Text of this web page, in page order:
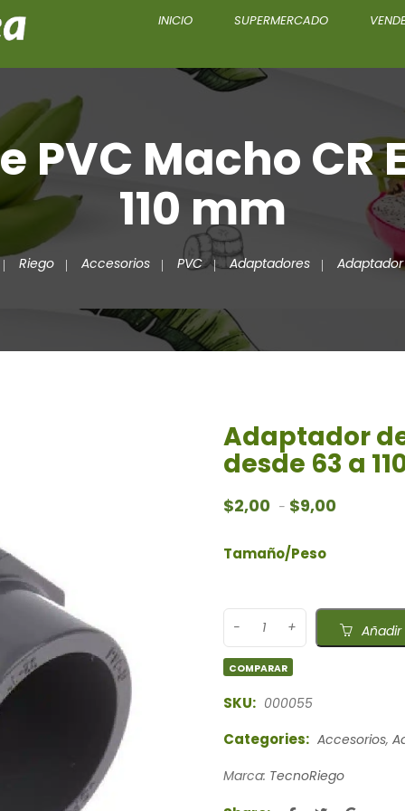
INICIO SUPERMERCADO
Macho CR
110 mm
Riego Accesorios PVC Adaptadores Adaptador
Adaptador de
desde 63 a
$2,00 - $9,00
Tamaño/Peso
COMPARAR
SKU: 000055
Categories: Accesorios,
Marca: TecnoRiego